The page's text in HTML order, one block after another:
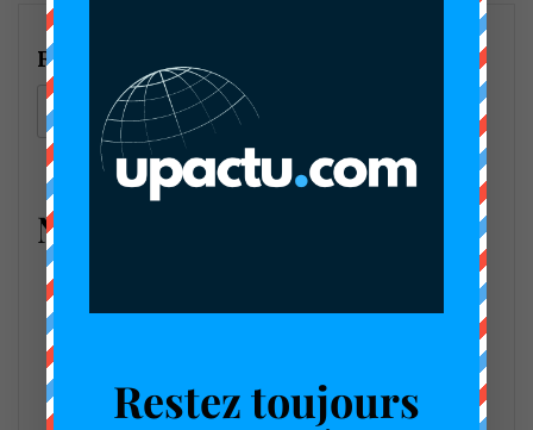
Rechercher
Nouveau
Restez toujours